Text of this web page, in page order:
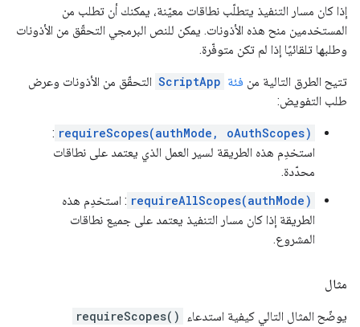
إذا كان مسار التنفيذ يتطلّب نطاقات معيّنة، يمكنك أن تطلب من
المستخدمين منح هذه الأذونات. يمكن للنص البرمجي التحقّق من الأذونات
وطلبها تلقائيًا إذا لم تكن متوفّرة.
تتيح الطرق التالية من فئة ScriptApp التحقّق من الأذونات وعرض
طلب التفويض:
requireScopes(authMode, oAuthScopes)
:
استخدِم هذه الطريقة لسير العمل الذي يعتمد على نطاقات
محدّدة.
requireAllScopes(authMode) : استخدِم هذه
الطريقة إذا كان مسار التنفيذ يعتمد على جميع نطاقات
المشروع.
مثال
يوضّح المثال التالي كيفية استدعاء
requireScopes()